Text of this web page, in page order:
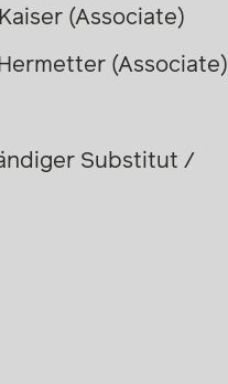
(Associate)
(Associate)
Substitut /